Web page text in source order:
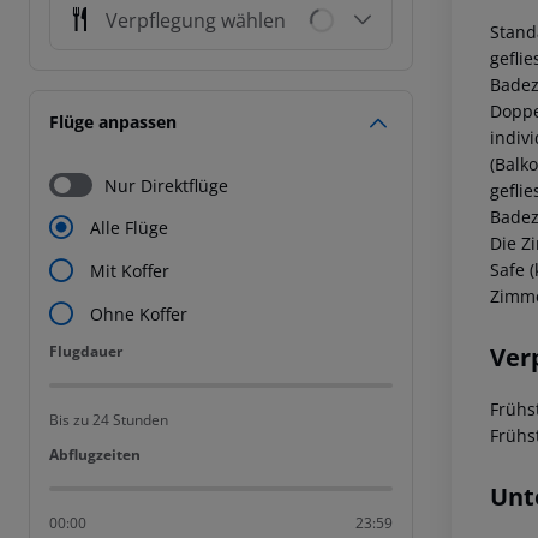
Verpflegung wählen
Flüge anpassen
Nur Direktflüge
Alle Flüge
Mit Koffer
Ohne Koffer
Flugdauer
Flugdauer
Bis zu 24 Stunden
Abflugzeiten
Abflugzeiten
00:00 23:59
Die
Safe